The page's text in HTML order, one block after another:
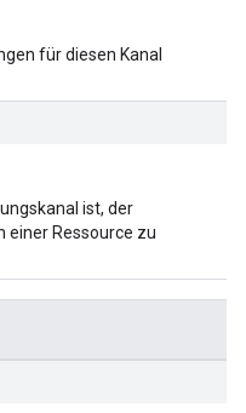
für diesen Kanal
ist, der
einer Ressource zu